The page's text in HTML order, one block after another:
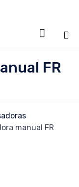

FR
manual FR